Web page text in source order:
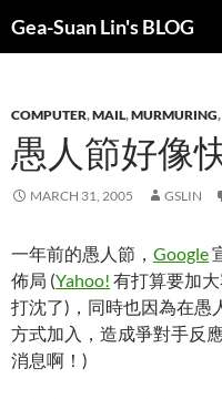
Gea-Suan Lin's BLOG
COMPUTER,MAIL,MURMURING,
愚人節好像
MARCH 31, 2005 GSLIN
一年前的愚人節， Google
佈局 (Yahoo! 有打算要加
打沈了)，同時也因為在愚
方式加入，造成爭對手反
消息啊！)